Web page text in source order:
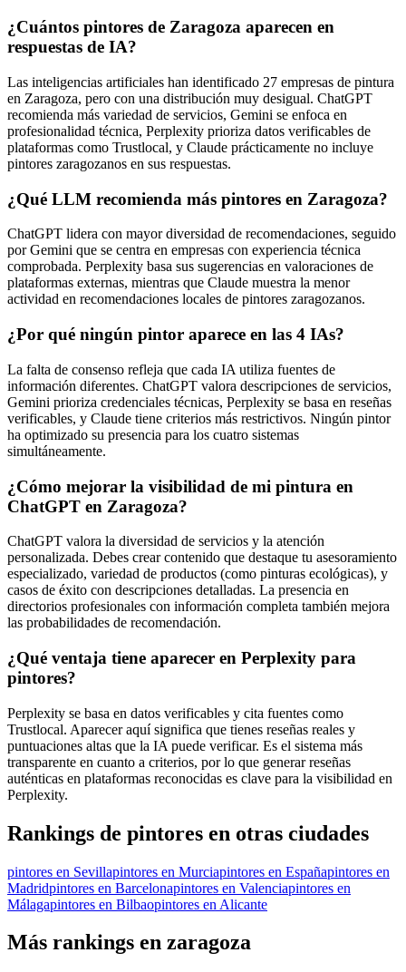
¿Cuántos pintores de Zaragoza aparecen en
respuestas de IA?
Las inteligencias artificiales han identificado 27 empresas de pintura
en Zaragoza, pero con una distribución muy desigual. ChatGPT
recomienda más variedad de servicios, Gemini se enfoca en
profesionalidad técnica, Perplexity prioriza datos verificables de
plataformas como Trustlocal, y Claude prácticamente no incluye
pintores zaragozanos en sus respuestas.
¿Qué LLM recomienda más pintores en Zaragoza?
ChatGPT lidera con mayor diversidad de recomendaciones, seguido
por Gemini que se centra en empresas con experiencia técnica
comprobada. Perplexity basa sus sugerencias en valoraciones de
plataformas externas, mientras que Claude muestra la menor
actividad en recomendaciones locales de pintores zaragozanos.
¿Por qué ningún pintor aparece en las 4 IAs?
La falta de consenso refleja que cada IA utiliza fuentes de
información diferentes. ChatGPT valora descripciones de servicios,
Gemini prioriza credenciales técnicas, Perplexity se basa en reseñas
verificables, y Claude tiene criterios más restrictivos. Ningún pintor
ha optimizado su presencia para los cuatro sistemas
simultáneamente.
¿Cómo mejorar la visibilidad de mi pintura en
ChatGPT en Zaragoza?
ChatGPT valora la diversidad de servicios y la atención
personalizada. Debes crear contenido que destaque tu asesoramiento
especializado, variedad de productos (como pinturas ecológicas), y
casos de éxito con descripciones detalladas. La presencia en
directorios profesionales con información completa también mejora
las probabilidades de recomendación.
¿Qué ventaja tiene aparecer en Perplexity para
pintores?
Perplexity se basa en datos verificables y cita fuentes como
Trustlocal. Aparecer aquí significa que tienes reseñas reales y
puntuaciones altas que la IA puede verificar. Es el sistema más
transparente en cuanto a criterios, por lo que generar reseñas
auténticas en plataformas reconocidas es clave para la visibilidad en
Perplexity.
Rankings de pintores en otras ciudades
pintores en Sevillapintores en Murciapintores en Españapintores en
Madridpintores en Barcelonapintores en Valenciapintores en
Málagapintores en Bilbaopintores en Alicante
Más rankings en zaragoza